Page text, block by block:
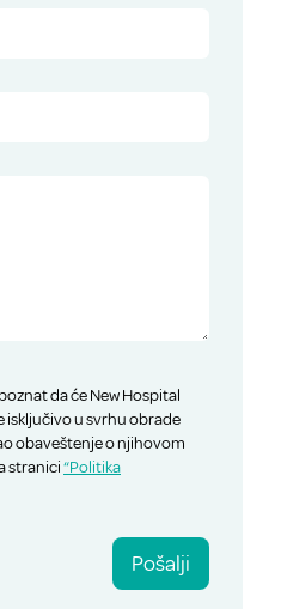
da će New Hospital
u svrhu obrade
obaveštenje o njihovom
stranici“Politika
Pošalji